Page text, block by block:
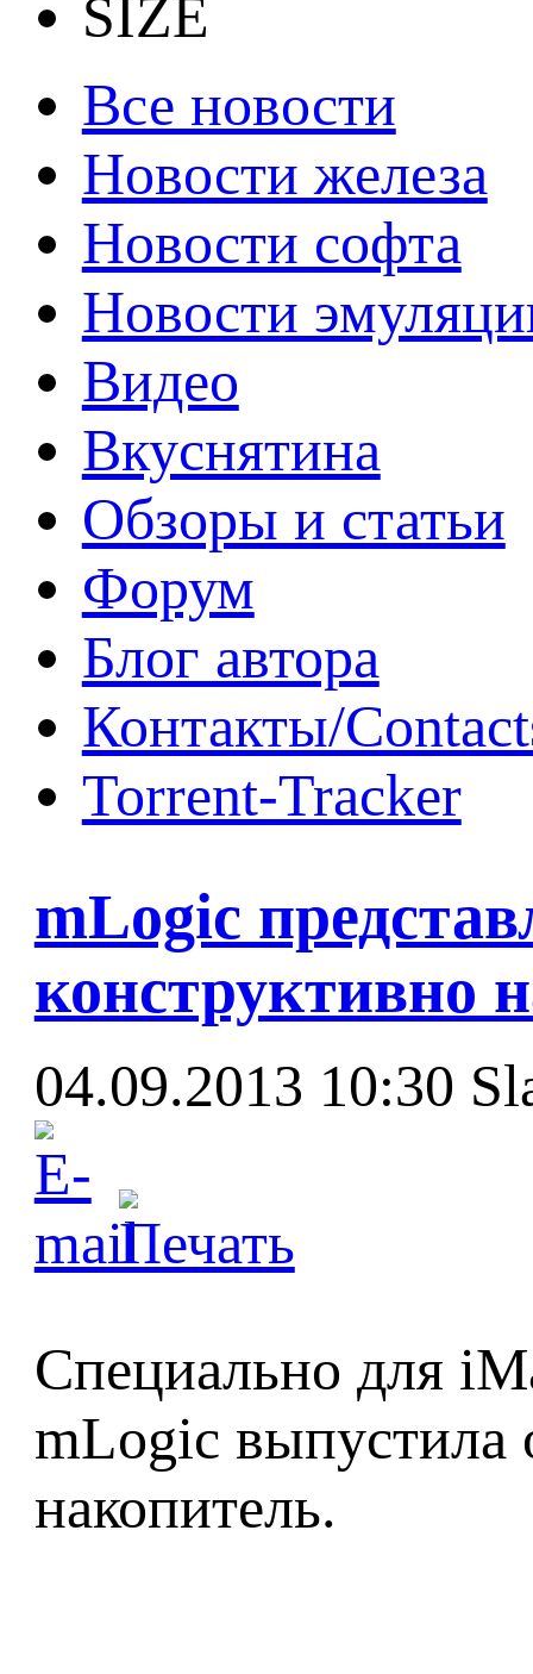
Все новости
Новости железа
Новости софта
Новости
Видео
Вкуснятина
Обзоры и статьи
Форум
Блог автора
Контакты/
Torrent-Tracker
mLogic
конструктивно
04.09.2013 10:30
Специально для
mLogic выпустила
накопитель.